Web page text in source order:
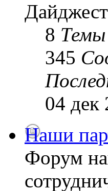
8 Темы
345
04 дек
Наши
Форум